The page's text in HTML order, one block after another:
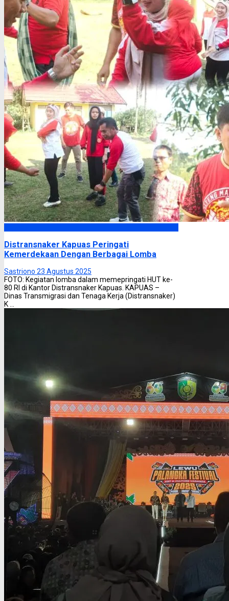
Distransnaker Kapuas Peringati
Kemerdekaan Dengan Berbagai Lomba
Sastriono 23 Agustus 2025
FOTO: Kegiatan lomba dalam memepringati HUT ke-
80 RI di Kantor Distransnaker Kapuas. KAPUAS –
Dinas Transmigrasi dan Tenaga Kerja (Distransnaker)
K ...